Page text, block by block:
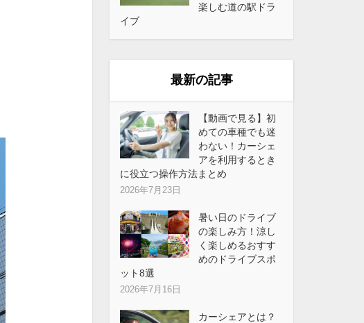
楽しむ道の駅ドラ
イブ
最新の記事
【動画で見る】初
めての車種でも迷
わない！カーシェ
アを利用するとき
に役立つ操作方法まとめ
2026年7月23日
暑い日のドライブ
の楽しみ方！涼し
く楽しめるおすす
めのドライブスポ
ット8選
2026年7月16日
カーシェアとは？